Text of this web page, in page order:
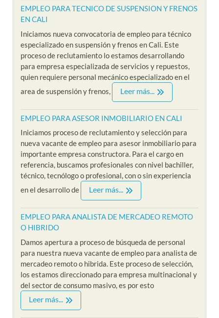
EMPLEO PARA TECNICO DE SUSPENSION Y FRENOS
EN CALI
Iniciamos nueva convocatoria de empleo para técnico
especializado en suspensión y frenos en Cali. Este
proceso de reclutamiento lo estamos desarrollando
para empresa especializada de servicios y repuestos,
quien requiere personal mecánico especializado en el
area de suspensión y frenos,
Leer más...
EMPLEO PARA ASESOR INMOBILIARIO EN CALI
Iniciamos proceso de reclutamiento y selección para
nueva vacante de empleo para asesor inmobiliario para
importante empresa constructora. Para el cargo en
referencia, buscamos profesionales con nivel bachiller,
técnico, tecnólogo o profesional, con o sin experiencia
en el desarrollo de
Leer más...
EMPLEO PARA ANALISTA DE MERCADEO REMOTO
O HIBRIDO
Damos apertura a proceso de búsqueda de personal
para nuestra nueva vacante de empleo para analista de
mercadeo remoto o hibrida. Este proceso de selección,
los estamos direccionado para empresa multinacional y
del sector de consumo masivo, es por esto
Leer más...